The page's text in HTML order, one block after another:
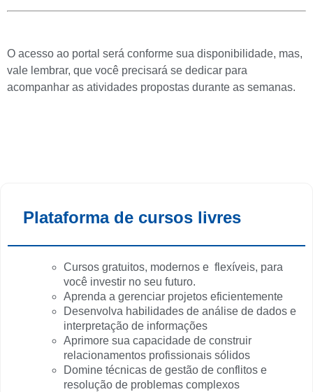
O acesso ao portal será conforme sua disponibilidade, mas,
vale lembrar, que você precisará se dedicar para
acompanhar as atividades propostas durante as semanas.
Plataforma de cursos livres
Cursos gratuitos, modernos e flexíveis, para
você investir no seu futuro.
Aprenda a gerenciar projetos eficientemente
Desenvolva habilidades de análise de dados e
interpretação de informações
Aprimore sua capacidade de construir
relacionamentos profissionais sólidos
Domine técnicas de gestão de conflitos e
resolução de problemas complexos